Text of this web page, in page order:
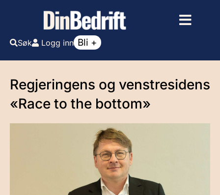
Søk Logg inn Bli +
Regjeringens og venstresidens
«Race to the bottom»